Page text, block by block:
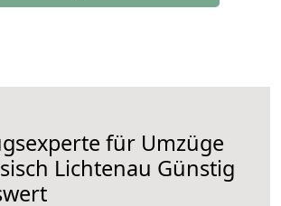
für Umzüge
Lichtenau Günstig